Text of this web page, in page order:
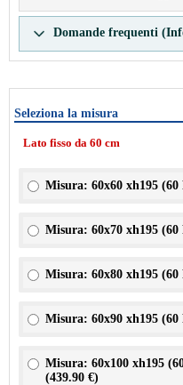
Domande frequenti
Seleziona la misura
Lato fisso da 60 cm
Misura: 60x60 xh195 (60
Misura: 60x70 xh195 (60
Misura: 60x80 xh195 (60
Misura: 60x90 xh195 (60
Misura: 60x100 xh195
(439.90 €)